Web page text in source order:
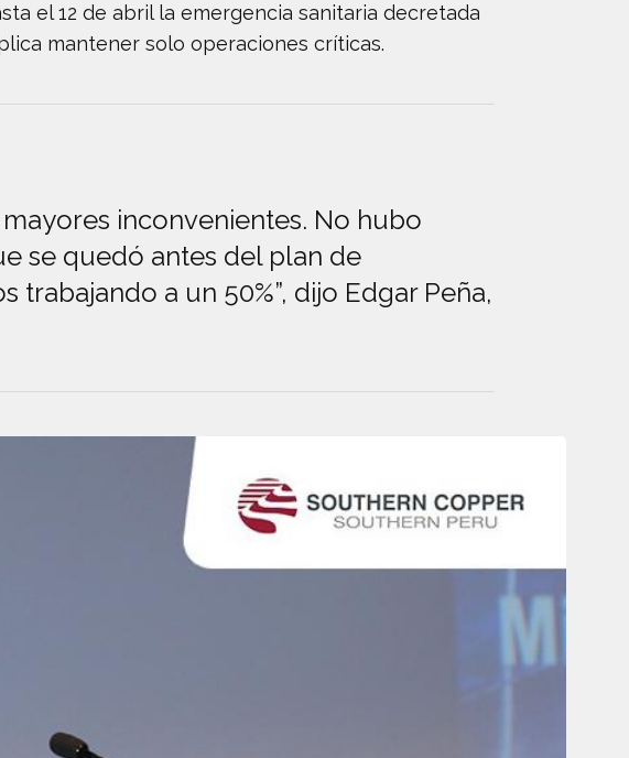
el 12 de abril la emergencia sanitaria decretada
mantener solo operaciones críticas.
inconvenientes. No hubo
se quedó antes del plan de
a un 50%”, dijo Edgar Peña,